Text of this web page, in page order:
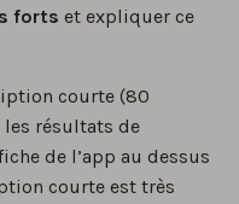
forts et expliquer ce
courte (80
les résultats de
de l’app au dessus
courte est très